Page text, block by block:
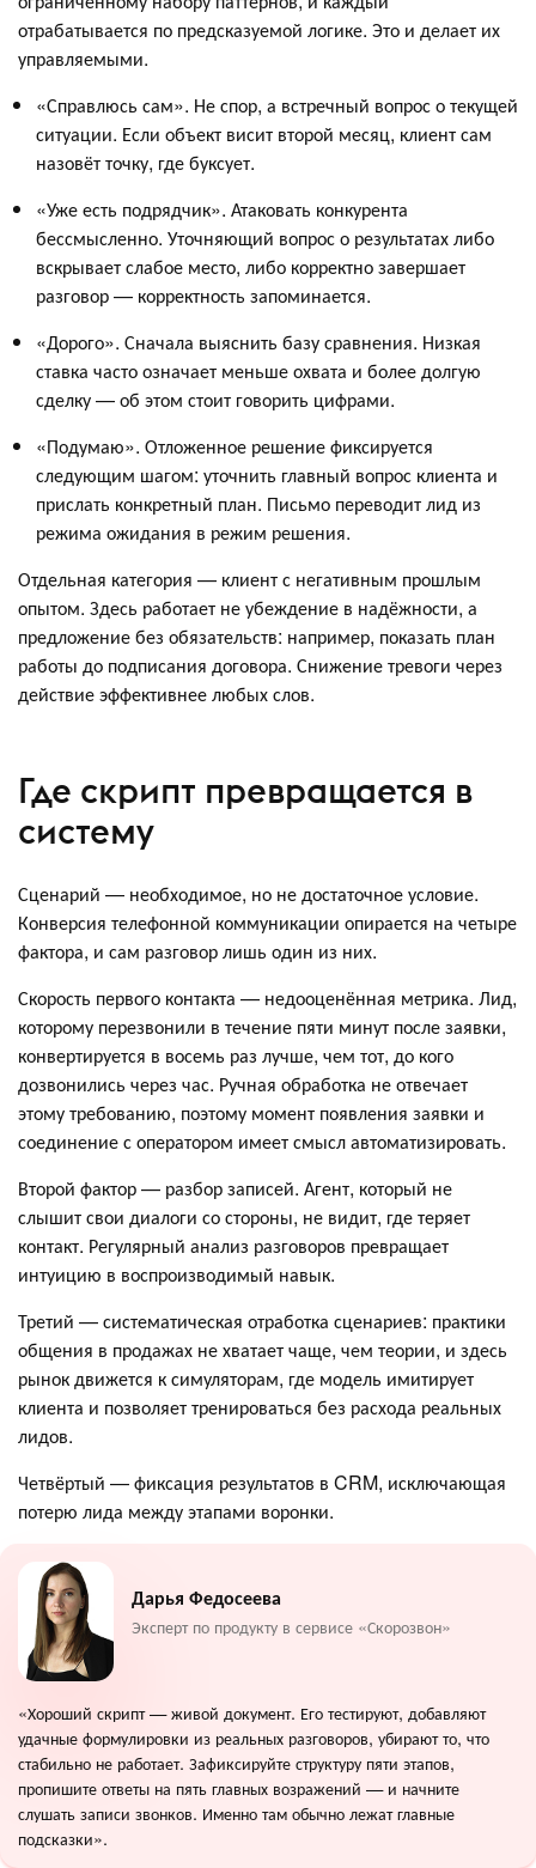
отрабатывается по предсказуемой логике. Это и делает их
управляемыми.
«Справлюсь сам». Не спор, а встречный вопрос о текущей
ситуации. Если объект висит второй месяц, клиент сам
назовёт точку, где буксует.
«Уже есть подрядчик». Атаковать конкурента
бессмысленно. Уточняющий вопрос о результатах либо
вскрывает слабое место, либо корректно завершает
разговор — корректность запоминается.
«Дорого». Сначала выяснить базу сравнения. Низкая
ставка часто означает меньше охвата и более долгую
сделку — об этом стоит говорить цифрами.
«Подумаю». Отложенное решение фиксируется
следующим шагом: уточнить главный вопрос клиента и
прислать конкретный план. Письмо переводит лид из
режима ожидания в режим решения.
Отдельная категория — клиент с негативным прошлым
опытом. Здесь работает не убеждение в надёжности, а
предложение без обязательств: например, показать план
работы до подписания договора. Снижение тревоги через
действие эффективнее любых слов.
Где скрипт превращается в
систему
Сценарий — необходимое, но не достаточное условие.
Конверсия телефонной коммуникации опирается на четыре
фактора, и сам разговор лишь один из них.
Скорость первого контакта — недооценённая метрика. Лид,
которому перезвонили в течение пяти минут после заявки,
конвертируется в восемь раз лучше, чем тот, до кого
дозвонились через час. Ручная обработка не отвечает
этому требованию, поэтому момент появления заявки и
соединение с оператором имеет смысл автоматизировать.
Второй фактор — разбор записей. Агент, который не
слышит свои диалоги со стороны, не видит, где теряет
контакт. Регулярный анализ разговоров превращает
интуицию в воспроизводимый навык.
Третий — систематическая отработка сценариев: практики
общения в продажах не хватает чаще, чем теории, и здесь
рынок движется к симуляторам, где модель имитирует
клиента и позволяет тренироваться без расхода реальных
лидов.
Четвёртый — фиксация результатов в CRM, исключающая
потерю лида между этапами воронки.
Дарья Федосеева
Эксперт по продукту в сервисе «Скорозвон»
«Хороший скрипт — живой документ. Его тестируют, добавляют
удачные формулировки из реальных разговоров, убирают то, что
стабильно не работает. Зафиксируйте структуру пяти этапов,
пропишите ответы на пять главных возражений — и начните
слушать записи звонков. Именно там обычно лежат главные
подсказки».